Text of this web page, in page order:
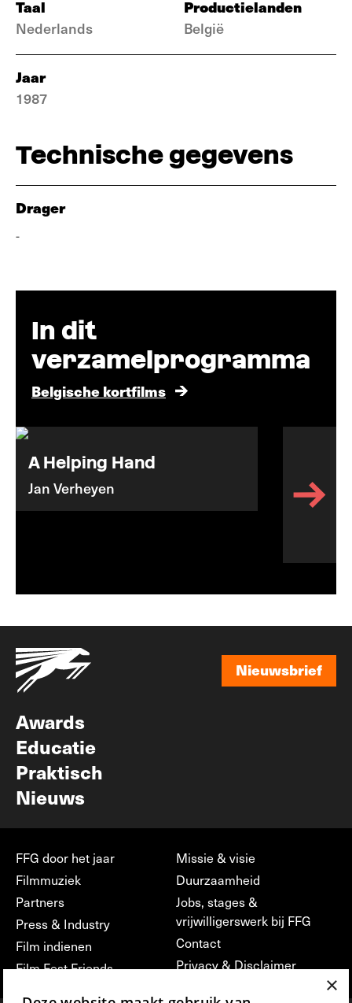
Taal
Nederlands
Productielanden
België
Jaar
1987
Technische gegevens
Drager
-
In dit
verzamelprogramma
Belgische kortfilms
A Helping Hand
Jan Verheyen
Nieuwsbrief
Awards
Educatie
Praktisch
Nieuws
FFG door het jaar
Filmmuziek
Partners
Press & Industry
Film indienen
Film Fest Friends
Missie & visie
Duurzaamheid
Jobs, stages &
vrijwilligerswerk bij FFG
Contact
Privacy & Disclaimer
×